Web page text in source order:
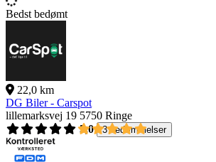
Bedst bedømt
22,0 km
DG Biler - Carspot
lillemarksvej 19 5750 Ringe
5,0
3 bedømmelser